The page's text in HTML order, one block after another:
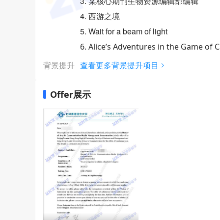
4. 西游之境
5. Wait for a beam of light
6. Alice’s Adventures in the Game of
背景提升 查看更多背景提升项目
Offer展示